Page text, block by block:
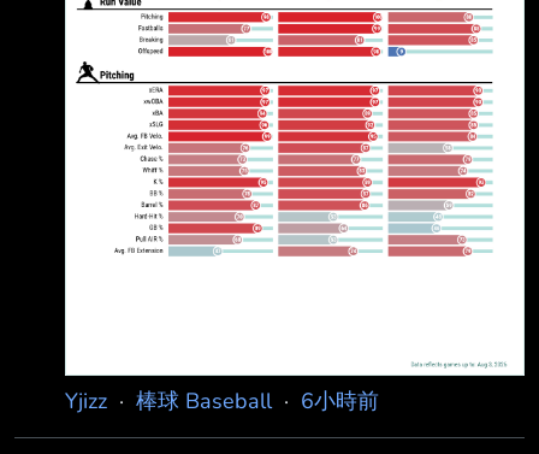
The question seemed unthinkable a year ago:
What's wrong with Pa
Yjizz · 棒球 Baseball· 6小時前